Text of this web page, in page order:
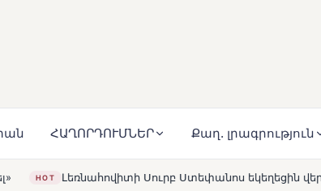
ՀԱՂՈՐԴՈՒՄՆԵՐ Քաղ. լրագրություն
եկեղեցին վերակառուցվել է Կարապետյան